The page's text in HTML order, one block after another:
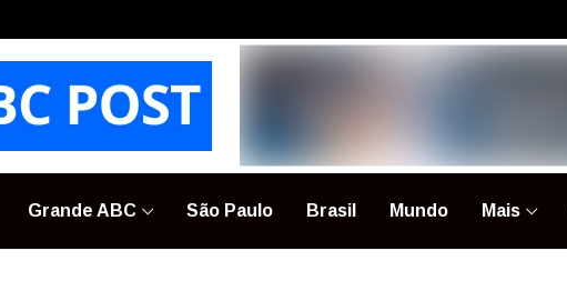
Grande ABC São Paulo Brasil Mundo Mais